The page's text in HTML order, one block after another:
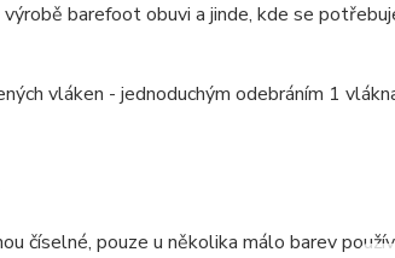
barefoot obuvi a jinde, kde se
vláken - jednoduchým odebráním 1
číselné, pouze u několika málo barev